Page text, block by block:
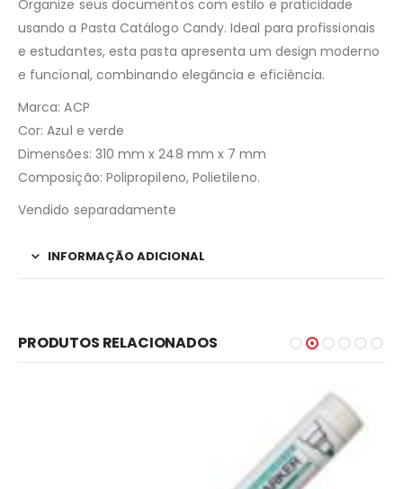
Organize seus documentos com estilo e praticidade
usando a Pasta Catálogo Candy. Ideal para profissionais
e estudantes, esta pasta apresenta um design moderno
e funcional, combinando elegância e eficiência.
Marca: ACP
Cor: Azul e verde
Dimensões: 310 mm x 248 mm x 7 mm
Composição: Polipropileno, Polietileno.
Vendido separadamente
INFORMAÇÃO ADICIONAL
PRODUTOS RELACIONADOS